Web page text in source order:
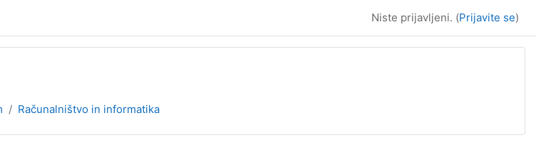
Niste prijavljeni. (Prijavite se)
Računalništvo in informatika